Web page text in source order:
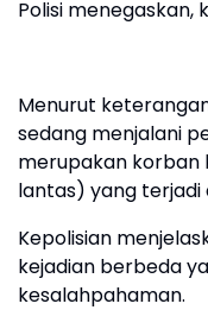
Polisi
Menurut
sedang menjalani
merupakan korban
lantas) yang terjadi
Kepolisian
kejadian berbeda
kesalahpahaman.